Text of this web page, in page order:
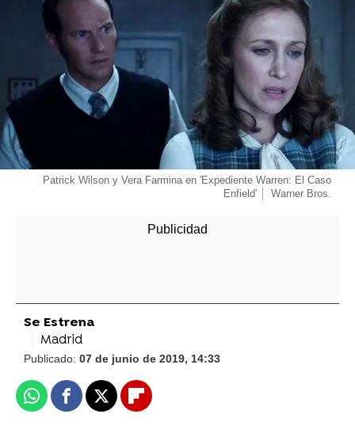
Patrick Wilson y Vera Farmina en 'Expediente Warren: El Caso
Enfield'
Warner Bros.
Se Estrena
Madrid
Publicado: 07 de junio de 2019, 14:33
WhatsappFacebook
X Flipboard